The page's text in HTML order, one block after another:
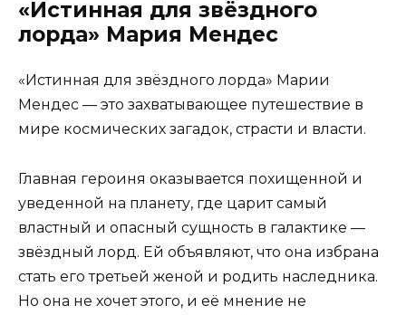
«Истинная для звёздного
лорда» Мария Мендес
«Истинная для звёздного лорда» Марии
Мендес — это захватывающее путешествие в
мире космических загадок, страсти и власти.
Главная героиня оказывается похищенной и
уведенной на планету, где царит самый
властный и опасный сущность в галактике —
звёздный лорд. Ей объявляют, что она избрана
стать его третьей женой и родить наследника.
Но она не хочет этого, и её мнение не